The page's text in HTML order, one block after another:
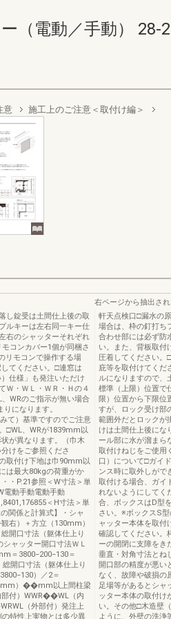
（電動／手動） 28-
意 施工上のご注意＜取付け編＞
し錠受は土間仕上後の取
ルキーは左右同一キー仕
右のシャッターそれぞれ
コンカバー1個が同梱さ
リモコンで操作する場
てください。□連窓は
仕様」も発注いただけ
Ｗ・ＷＬ・ＷＲ・Ｈの４
WRのご指示が無い場合
になります。
て）基準ですのでご注意
□WL、WRが1839mm以
が異なります。（巾木
けをご参照くださ
取付け下地は巾90mm以
は最大80kgの荷重がか
・P.21参照＜W寸法＞単
電動手動電動手動
＜H寸法＞単
関係と計算式】・シャ
右）＋方立（130mm）
開口寸法（躯体仕上り
ャッター開口寸法ＷＬ
＝3800−200−130＝
開口寸法（躯体仕上り
）／2＝
）��mm以上間柱梁
部付）WWR��WL（内
（外部付）発注上
特性上実物とは多少異
右ページから抽出さ
軒天点検口□漏水の
場合は、枠の釘打ち
合わせ部には必ず防
い。また、背板取付
圧着してください。
庇等を取付けてくだ
ルになりますので、
標準（上限）位置で
限）位置から下限位
すが、ロック受け部
範囲外だとロックが
けは土間仕上後にな
ール部に水が溜まら
取付けねじをご使用
口）について□ガイ
ンス時に取外しがで
取付ける場合、ガイ
れないようにしてく
合、ボックスはD型
さい。※ボックスS
ャッター本体を取付
確認してください。
ーの開閉に支障をき
垂直・対角寸法とね
開口部の精度が悪い
なく、故障や破損の
足場等があるとシャ
ッター本体の取付け
い。その他□木造壁
ように、外壁の洗浄